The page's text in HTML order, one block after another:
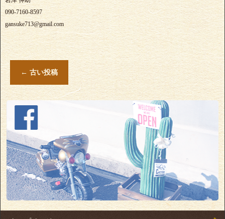
090-7160-8597
gansuke713@gmail.com
← 古い投稿